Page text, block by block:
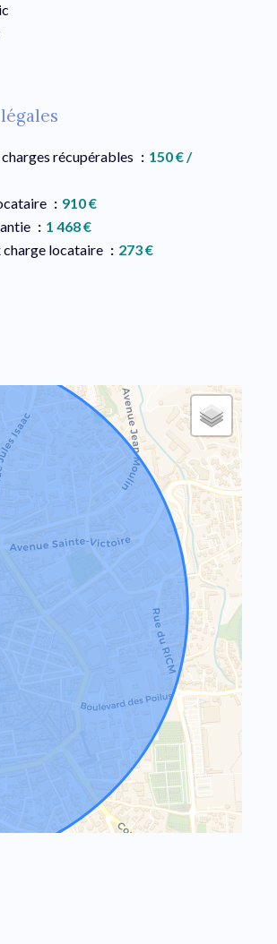
récupérables
150 € /
910 €
1 468 €
charge locataire
273 €